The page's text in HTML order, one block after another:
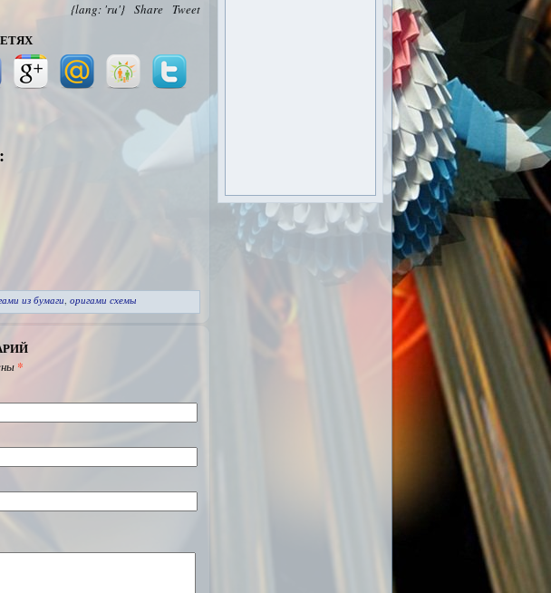
Tweet
Share
{lang: 'ru'}
из бумаги, оригами схемы
*